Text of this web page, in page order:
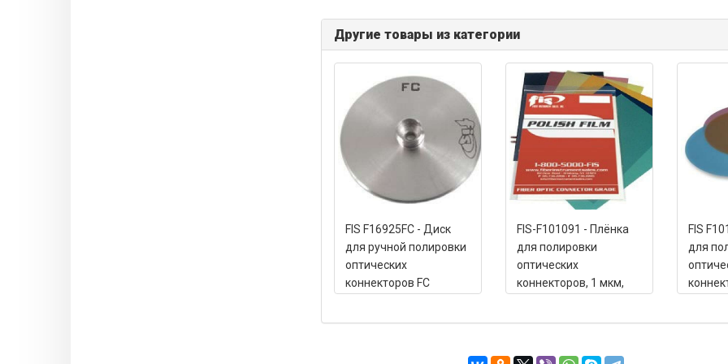
Другие товары из категории
FIS F16925FC - Диск
для ручной полировки
оптических
коннекторов FC
FIS-F101091 - Плёнка
для полировки
оптических
коннекторов, 1 мкм,
FIS
для